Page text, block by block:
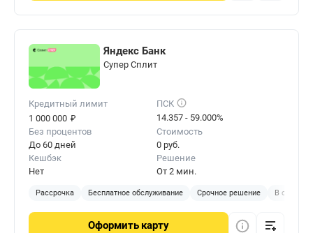
Яндекс Банк
Cупер Сплит
Кредитный лимит
1 000 000 ₽
ПСК
14.357 - 59.000%
Без процентов
До 60 дней
Стоимость
0 руб.
Кешбэк
Нет
Решение
От 2 мин.
Рассрочка Бесплатное обслуживание Срочное решение В
Оформить карту